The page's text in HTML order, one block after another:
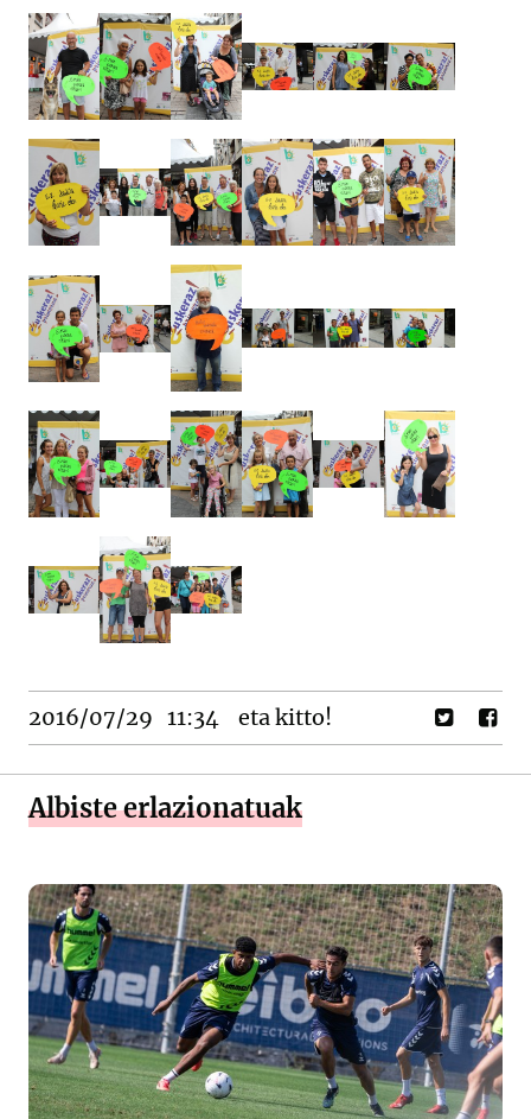
2016/07/29 11:34 eta kitto!
Albiste erlazionatuak